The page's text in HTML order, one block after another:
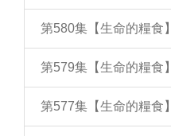
第580集【生命的糧食
第579集【生命的糧食
第577集【生命的糧食